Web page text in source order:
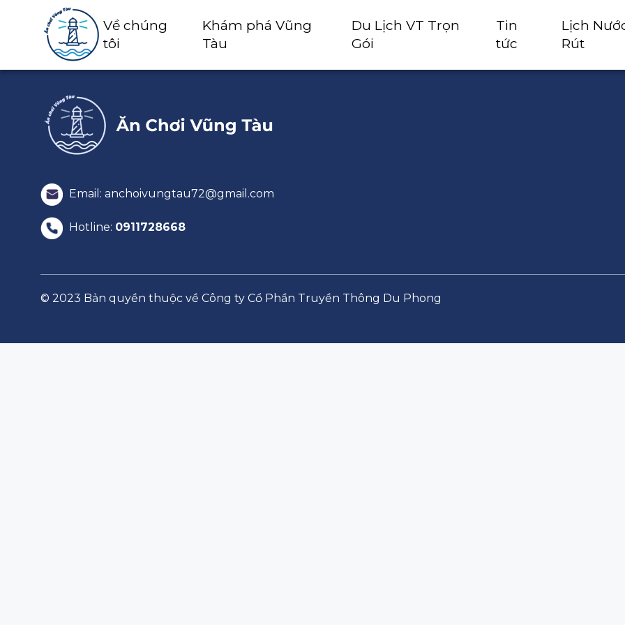
Về chúng
tôi
Khám phá Vũng
Tàu
Du Lịch VT Trọn
Gói
Tin
tức
Lịch
Rút
Email: anchoivungtau72@gmail.com
Hotline: 0911728668
© 2023 Bản quyền thuộc về Công ty Cổ Phần Truyền Thông Du Phong